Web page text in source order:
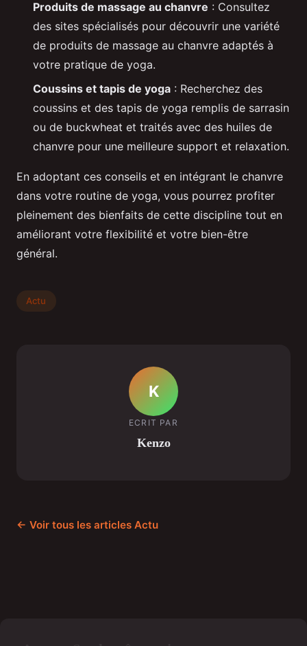
Produits de massage au chanvre : Consultez
des sites spécialisés pour découvrir une variété
de produits de massage au chanvre adaptés à
votre pratique de yoga.
Coussins et tapis de yoga : Recherchez des
coussins et des tapis de yoga remplis de sarrasin
ou de buckwheat et traités avec des huiles de
chanvre pour une meilleure support et relaxation.
En adoptant ces conseils et en intégrant le chanvre
dans votre routine de yoga, vous pourrez profiter
pleinement des bienfaits de cette discipline tout en
améliorant votre flexibilité et votre bien-être
général.
Actu
K
ECRIT PAR
Kenzo
← Voir tous les articles Actu